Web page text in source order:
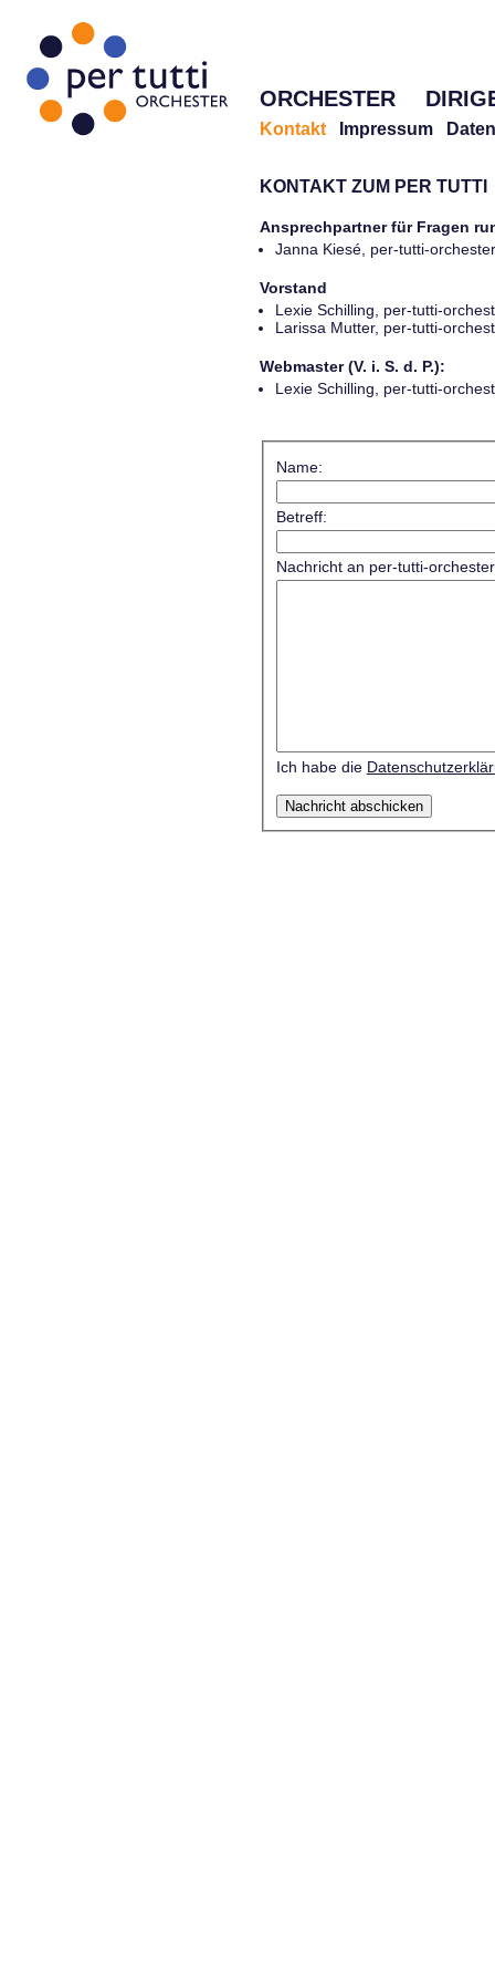
ORCHESTER
Kontakt Impressum
KONTAKT ZUM PER TUTTI
Ansprechpartner für Fragen
Janna Kiesé, per-tutti-
Vorstand
Lexie Schilling, per-tutti-
Larissa Mutter, per-tutti-
Webmaster (V. i. S. d. P.):
Lexie Schilling, per-tutti-
Name:
Betreff:
Nachricht an per-tutti-
Ich habe die